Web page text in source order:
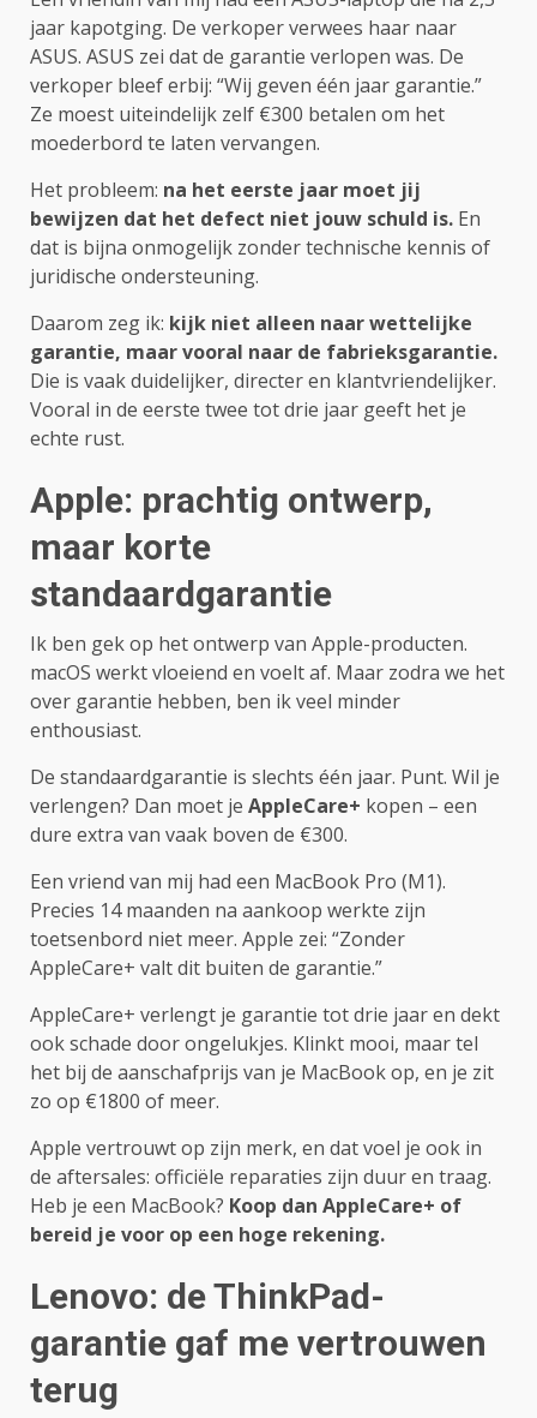
jaar kapotging. De verkoper verwees haar naar
ASUS. ASUS zei dat de garantie verlopen was. De
verkoper bleef erbij: “Wij geven één jaar garantie.”
Ze moest uiteindelijk zelf €300 betalen om het
moederbord te laten vervangen.
Het probleem: na het eerste jaar moet jij
bewijzen dat het defect niet jouw schuld is. En
dat is bijna onmogelijk zonder technische kennis of
juridische ondersteuning.
Daarom zeg ik: kijk niet alleen naar wettelijke
garantie, maar vooral naar de fabrieksgarantie.
Die is vaak duidelijker, directer en klantvriendelijker.
Vooral in de eerste twee tot drie jaar geeft het je
echte rust.
Apple: prachtig ontwerp,
maar korte
standaardgarantie
Ik ben gek op het ontwerp van Apple-producten.
macOS werkt vloeiend en voelt af. Maar zodra we het
over garantie hebben, ben ik veel minder
enthousiast.
De standaardgarantie is slechts één jaar. Punt. Wil je
verlengen? Dan moet je AppleCare+ kopen – een
dure extra van vaak boven de €300.
Een vriend van mij had een MacBook Pro (M1).
Precies 14 maanden na aankoop werkte zijn
toetsenbord niet meer. Apple zei: “Zonder
AppleCare+ valt dit buiten de garantie.”
AppleCare+ verlengt je garantie tot drie jaar en dekt
ook schade door ongelukjes. Klinkt mooi, maar tel
het bij de aanschafprijs van je MacBook op, en je zit
zo op €1800 of meer.
Apple vertrouwt op zijn merk, en dat voel je ook in
de aftersales: officiële reparaties zijn duur en traag.
Heb je een MacBook? Koop dan AppleCare+ of
bereid je voor op een hoge rekening.
Lenovo: de ThinkPad-
garantie gaf me vertrouwen
terug